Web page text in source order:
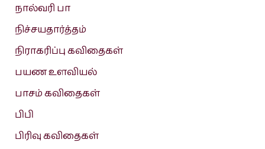
நால்வரி பா
நிச்சயதார்த்தம்
நிராகரிப்பு கவிதைகள்
பயண உளவியல்
பாசம் கவிதைகள்
பிபி
பிரிவு கவிதைகள்